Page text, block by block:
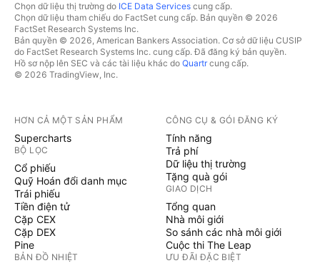
Chọn dữ liệu thị trường do ICE Data Services cung cấp.
Chọn dữ liệu tham chiếu do FactSet cung cấp. Bản quyền © 2026
FactSet Research Systems Inc.
Bản quyền © 2026, American Bankers Association. Cơ sở dữ liệu CUSIP
do FactSet Research Systems Inc. cung cấp. Đã đăng ký bản quyền.
Hồ sơ nộp lên SEC và các tài liệu khác do Quartrcung cấp.
© 2026 TradingView, Inc.
HƠN CẢ MỘT SẢN PHẨM
Supercharts
BỘ LỌC
Cổ phiếu
Quỹ Hoán đổi danh mục
Trái phiếu
Tiền điện tử
Cặp CEX
Cặp DEX
Pine
BẢN ĐỒ NHIỆT
CÔNG CỤ & GÓI ĐĂNG KÝ
Tính năng
Trả phí
Dữ liệu thị trường
Tặng quà gói
GIAO DỊCH
Tổng quan
Nhà môi giới
So sánh các nhà môi giới
Cuộc thi The Leap
ƯU ĐÃI ĐẶC BIỆT